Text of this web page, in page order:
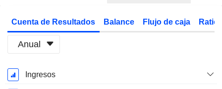
Cuenta de Resultados Balance Flujo de caja
Anual
Período
fiscal:
Ingresos